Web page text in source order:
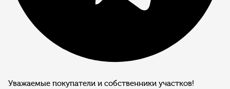
Уважаемые покупатели и собственники участков!